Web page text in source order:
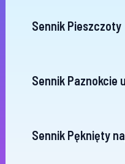
Sennik Pieszczoty
Sennik Paznokcie
Sennik Pęknięty